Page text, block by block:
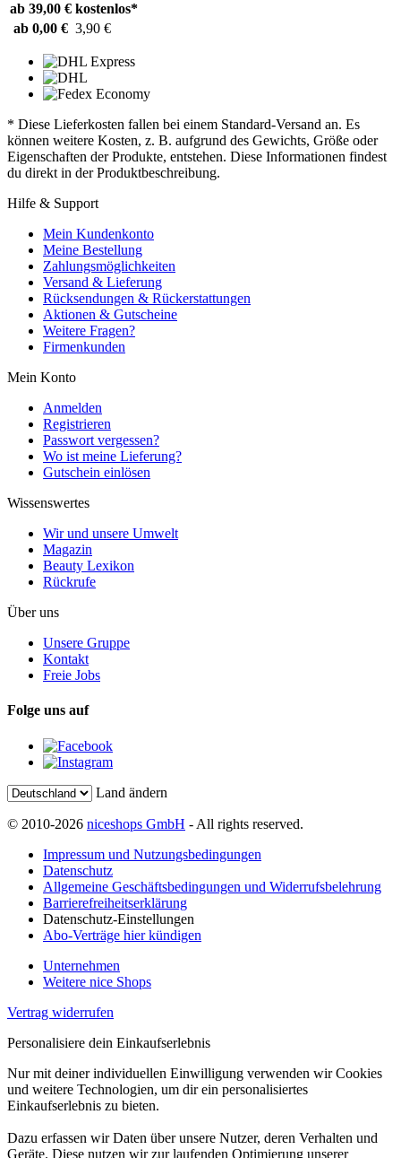
ab 39,00 € kostenlos*
ab 0,00 € 3,90 €
* Diese Lieferkosten fallen bei einem Standard-Versand an. Es
können weitere Kosten, z. B. aufgrund des Gewichts, Größe oder
Eigenschaften der Produkte, entstehen. Diese Informationen findest
du direkt in der Produktbeschreibung.
Hilfe & Support
Mein Kundenkonto
Meine Bestellung
Zahlungsmöglichkeiten
Versand & Lieferung
Rücksendungen & Rückerstattungen
Aktionen & Gutscheine
Weitere Fragen?
Firmenkunden
Mein Konto
Anmelden
Registrieren
Passwort vergessen?
Wo ist meine Lieferung?
Gutschein einlösen
Wissenswertes
Wir und unsere Umwelt
Magazin
Beauty Lexikon
Rückrufe
Über uns
Unsere Gruppe
Kontakt
Freie Jobs
Folge uns auf
Land ändern
© 2010-2026 niceshops GmbH - All rights reserved.
Impressum und Nutzungsbedingungen
Datenschutz
Allgemeine Geschäftsbedingungen und Widerrufsbelehrung
Barrierefreiheitserklärung
Datenschutz-Einstellungen
Abo-Verträge hier kündigen
Unternehmen
Weitere nice Shops
Vertrag widerrufen
Personalisiere dein Einkaufserlebnis
Nur mit deiner individuellen Einwilligung verwenden wir Cookies
und weitere Technologien, um dir ein personalisiertes
Einkaufserlebnis zu bieten.
Dazu erfassen wir Daten über unsere Nutzer, deren Verhalten und
Geräte. Diese nutzen wir zur laufenden Optimierung unserer